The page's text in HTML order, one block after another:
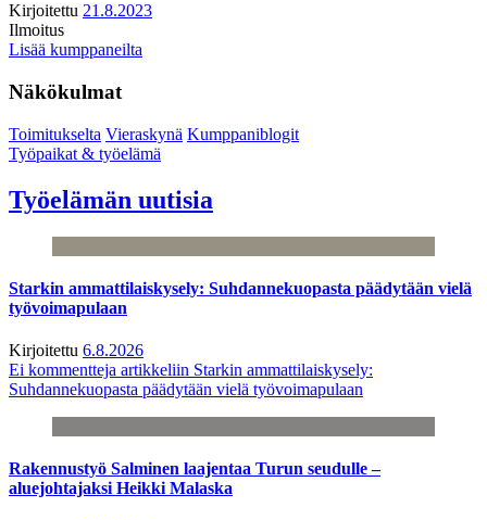
Kirjoitettu 21.8.2023
Ilmoitus
Lisää kumppaneilta
Näkökulmat
Toimitukselta Vieraskynä Kumppaniblogit
Työpaikat & työelämä
Työelämän uutisia
Starkin ammattilaiskysely: Suhdannekuopasta päädytään vielä
työvoimapulaan
Kirjoitettu 6.8.2026
Ei kommentteja artikkeliin Starkin ammattilaiskysely:
Suhdannekuopasta päädytään vielä työvoimapulaan
Rakennustyö Salminen laajentaa Turun seudulle –
aluejohtajaksi Heikki Malaska